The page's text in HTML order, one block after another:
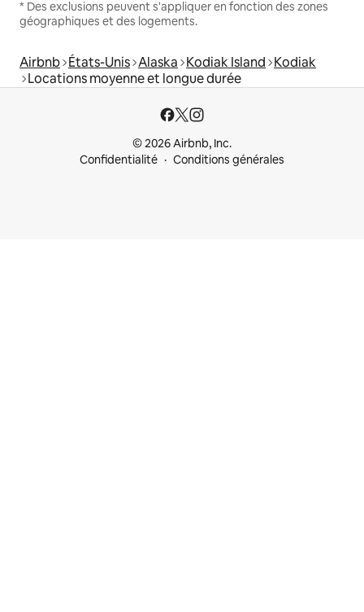
* Des exclusions peuvent s'appliquer en fonction des zones
géographiques et des logements.
Airbnb États-Unis Alaska Kodiak Island Kodiak
Locations moyenne et longue durée
© 2026 Airbnb, Inc.
Confidentialité
Conditions générales